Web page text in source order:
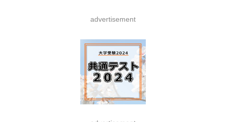
advertisement